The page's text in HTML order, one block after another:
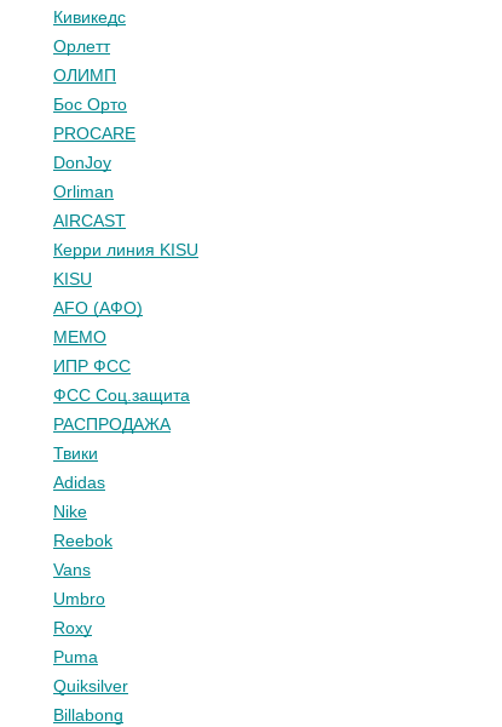
Кивикедс
Орлетт
ОЛИМП
Бос Орто
PROCARE
DonJoy
Orliman
AIRCAST
Керри линия KISU
KISU
AFO (АФО)
МЕМО
ИПР ФСС
ФСС Соц.защита
РАСПРОДАЖА
Твики
Adidas
Nike
Reebok
Vans
Umbro
Roxy
Puma
Quiksilver
Billabong